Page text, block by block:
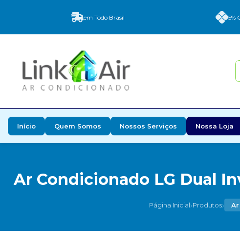
em Todo Brasil 5%
Início Quem Somos Nossos Serviços Nossa Loja
Ar Condicionado LG Dual
Página Inicial›Produtos›